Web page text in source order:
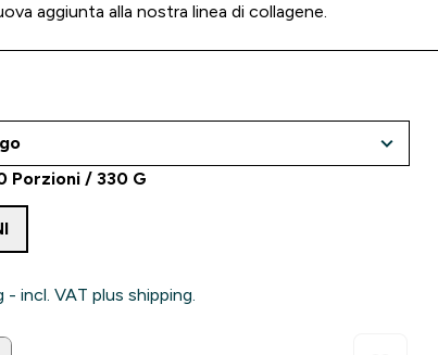
aggiunta alla nostra linea di collagene.
Porzioni / 330 G
incl. VAT plus shipping.